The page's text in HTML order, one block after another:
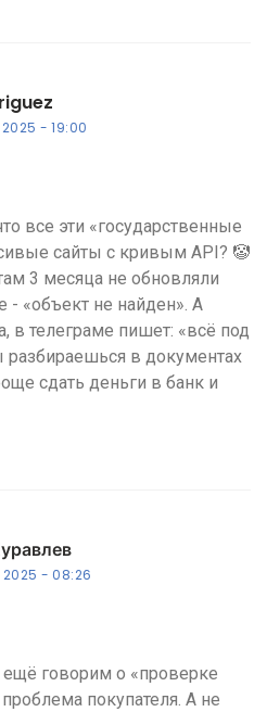
19:00
все эти «государственные
сайты с кривым API? 🤡
3 месяца не обновляли
- «объект не найден». А
в телеграме пишет: «всё под
в документах
сдать деньги в банк и
08:26
говорим о «проверке
покупателя. А не